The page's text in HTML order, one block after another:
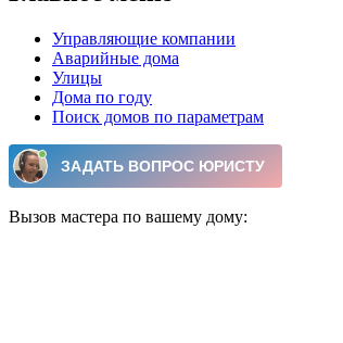
Управляющие компании
Аварийные дома
Улицы
Дома по году
Поиск домов по параметрам
Вызов мастера по вашему дому: